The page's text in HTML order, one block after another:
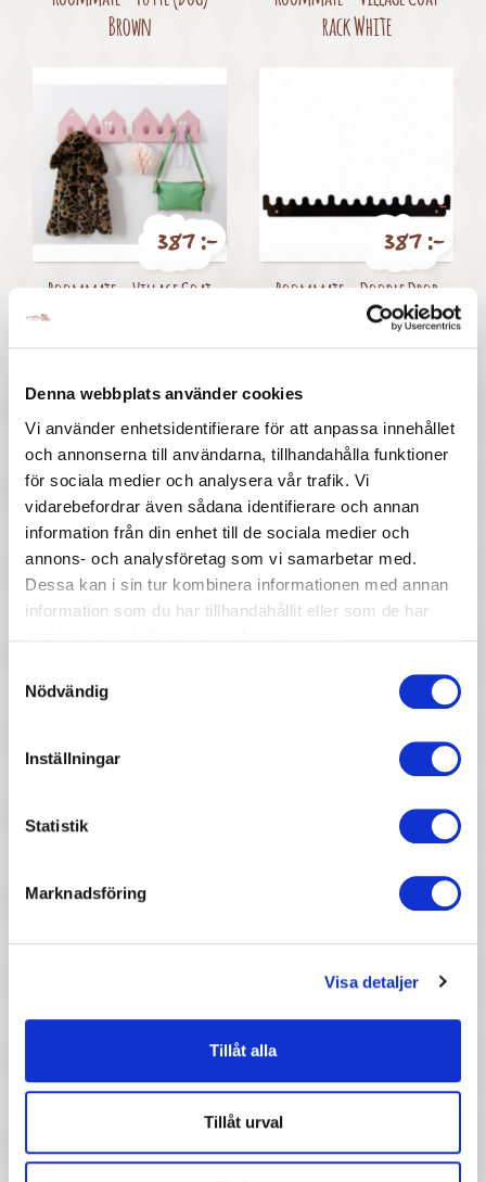
Denna webbplats använder cookies
Vi använder enhetsidentifierare för att anpassa innehållet
och annonserna till användarna, tillhandahålla funktioner
för sociala medier och analysera vår trafik. Vi
vidarebefordrar även sådana identifierare och annan
information från din enhet till de sociala medier och
annons- och analysföretag som vi samarbetar med.
Dessa kan i sin tur kombinera informationen med annan
information som du har tillhandahållit eller som de har
Nödvändig
Inställningar
Statistik
Marknadsföring
Visa detaljer
Tillåt alla
Tillåt urval
Brown
rack White
Pris
387 :-
Roommate - Village Coat
Pris
387 :-
Roommate - Doodle Drop
Picture shelf Black
Pris
537 :-
Roommate - Sinus Box &
Coat rack Violet
Pris
537 :-
Roommate - Sinus Box &
Coat rack Yellow
Roommate - Sinus Box &
Coat rack Pastel Blue/green
537 :-
Roommate - Sinus Box &
Coat rack Pastel rose